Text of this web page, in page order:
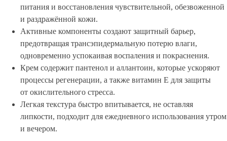
питания и восстановления чувствительной, обезвоженной
и раздражённой кожи.
Активные компоненты создают защитный барьер,
предотвращая трансэпидермальную потерю влаги,
одновременно успокаивая воспаления и покраснения.
Крем содержит пантенол и аллантоин, которые ускоряют
процессы регенерации, а также витамин Е для защиты
от окислительного стресса.
Легкая текстура быстро впитывается, не оставляя
липкости, подходит для ежедневного использования утром
и вечером.